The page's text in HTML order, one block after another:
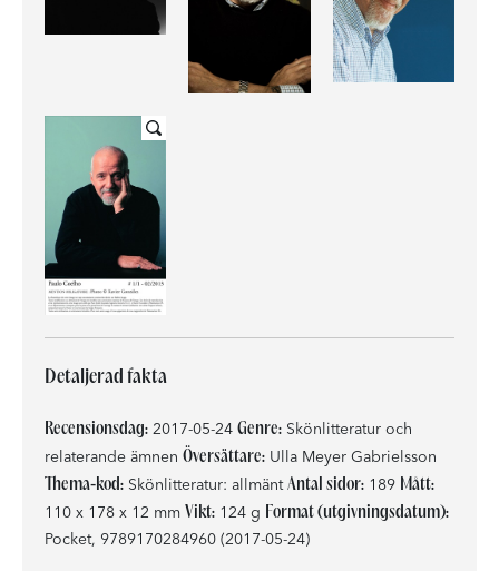
Detaljerad fakta
Recensionsdag: 2017-05-24 Genre: Skönlitteratur och
relaterande ämnen Översättare: Ulla Meyer Gabrielsson
Thema-kod: Skönlitteratur: allmäntAntal sidor: 189 Mått:
110 x 178 x 12 mm Vikt: 124 g Format (utgivningsdatum):
Pocket, 9789170284960 (2017-05-24)